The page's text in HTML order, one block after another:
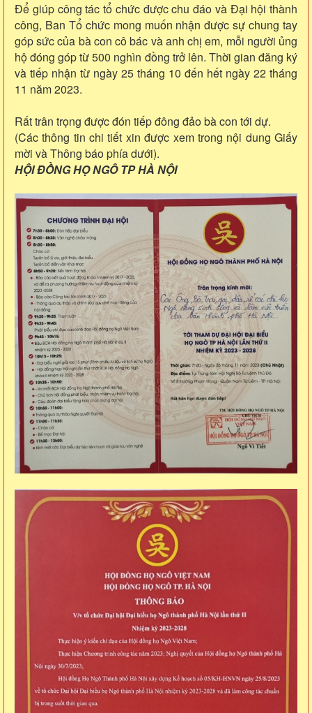
Để giúp công tác tổ chức được chu đáo và Đại hội thành
công, Ban Tổ chức mong muốn nhận được sự chung tay
góp sức của bà con cô bác và anh chị em, mỗi người ủng
hộ đóng góp từ 500 nghìn đồng trở lên. Thời gian đăng ký
và tiếp nhận từ ngày 25 tháng 10 đến hết ngày 22 tháng
11 năm 2023.
Rất trân trọng được đón tiếp đông đảo bà con tới dự.
(Các thông tin chi tiết xin được xem trong nội dung Giấy
mời và Thông báo phía dưới).
HỘI ĐỒNG HỌ NGÔ TP HÀ NỘI